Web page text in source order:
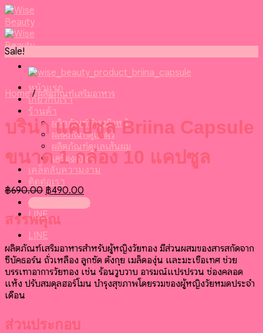
Skip
to
content
หน้าแรก
เกี่ยวกับเรา
ร้านค้า
ผลิตภัณฑ์บำรุงผิวหน้า
ผลิตภัณฑ์ดูแลผิว
ผลิตภัณฑ์ดูแลเส้นผม
เครื่องสำอาง
เคล็ดลับความงาม
ติดต่อเรา
099-095-6416
LINE
LINE
Sale!
Home / ผลิตภัณฑ์เสริมอาหาร
บริน่า แคปซูล Briina Capsule
ขนาด 1 กล่อง 10 แคปซูล
฿690.00Original
was:
฿690.00.
฿490.00
price
สรรพคุณ
ผลิตภัณฑ์เสริมอาหารสำหรับผู้หญิงวัยทอง มีส่วนผสมของสารสกัดจาก
ซีบัคธอร์น ถั่วเหลือง ลูกซัด ตังกุย เมล็ดองุ่น และมะเขือเทศ ช่วย
บรรเทาอาการวัยทอง เช่น ร้อนวูบวาบ อารมณ์แปรปรวน ช่องคลอด
แห้ง ปรับสมดุลฮอร์โมน บำรุงสุขภาพโดยรวมของผู้หญิงวัยหมดประจำ
เดือน​
ส่วนประกอบ